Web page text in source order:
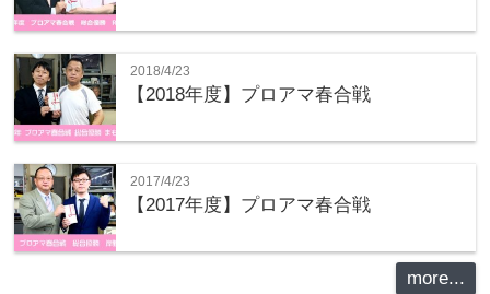
2018/4/23
【2018年度】プロアマ春合戦
2017/4/23
【2017年度】プロアマ春合戦
more...